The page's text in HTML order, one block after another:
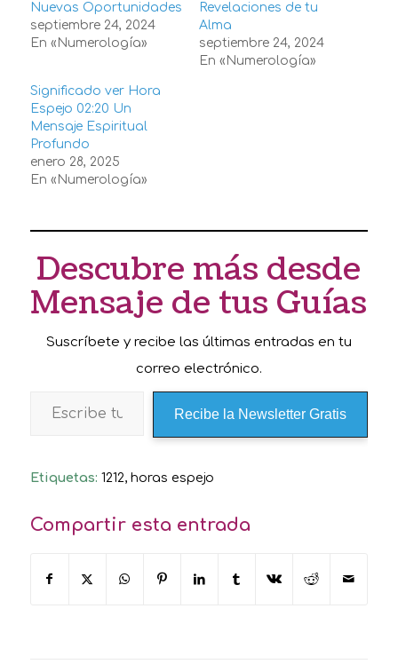
Nuevas Oportunidades
septiembre 24, 2024
En «Numerología»
Revelaciones de tu
Alma
septiembre 24, 2024
En «Numerología»
Significado ver Hora
Espejo 02:20 Un
Mensaje Espiritual
Profundo
enero 28, 2025
En «Numerología»
Descubre más desde
Mensaje de tus Guías
Suscríbete y recibe las últimas entradas en tu
correo electrónico.
Recibe la Newsletter Gratis
Etiquetas: 1212, horas espejo
Compartir esta entrada